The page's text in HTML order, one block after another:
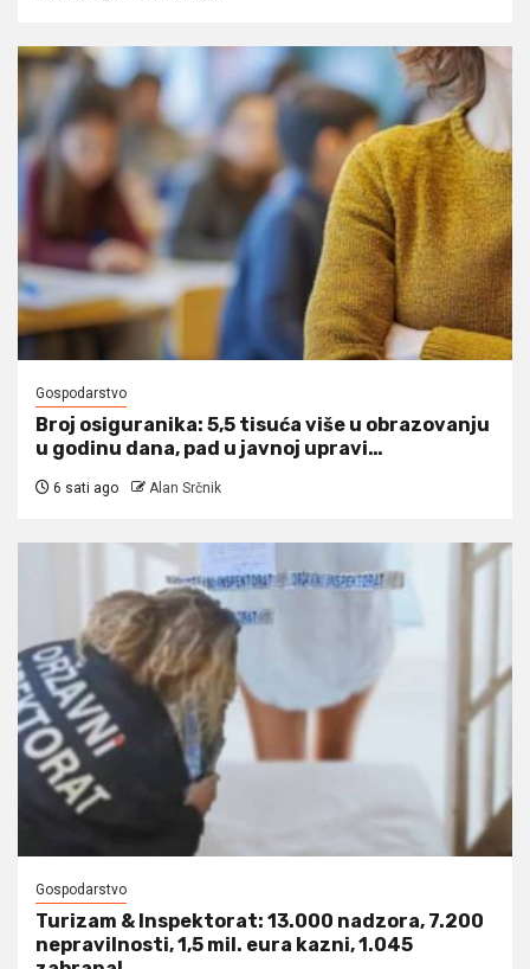
Gospodarstvo
Broj osiguranika: 5,5 tisuća više u obrazovanju
u godinu dana, pad u javnoj upravi…
6 sati ago Alan Srčnik
Gospodarstvo
Turizam & Inspektorat: 13.000 nadzora, 7.200
nepravilnosti, 1,5 mil. eura kazni, 1.045